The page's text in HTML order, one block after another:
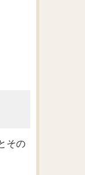
その